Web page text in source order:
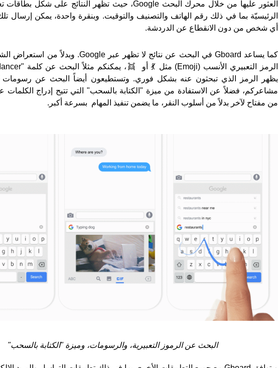
أي شخص من دون الانقطاع عن الدردشة.
من مفتاح لآخر بدلاً من أسلوب النقر، ما يضمن تنفيذ المهام  بسرعة أكبر.
البحث عن الرموز التعبيرية، والرسومات، وميزة "الكتابة بالسحب"